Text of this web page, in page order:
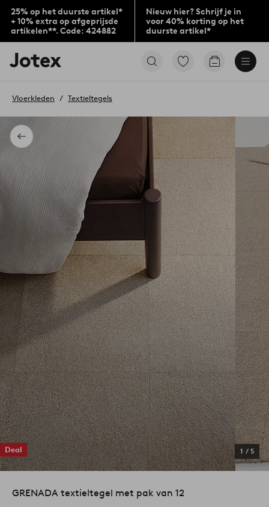
25% op het duurste artikel*
+ 10% extra op afgeprijsde
artikelen**. Code: 424882
Nieuw hier? Schrijf je in
voor 40% korting op het
duurste artikel*
Jotex
logo
to
home
page
Ga
Go
Terug
Vloerkleden Textieltegels
Deal 1 / 5
GRENADA textieltegel met pak van 12